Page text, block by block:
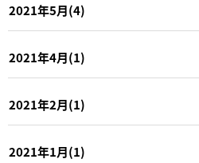
2021年5月(4)
2021年4月(1)
2021年2月(1)
2021年1月(1)